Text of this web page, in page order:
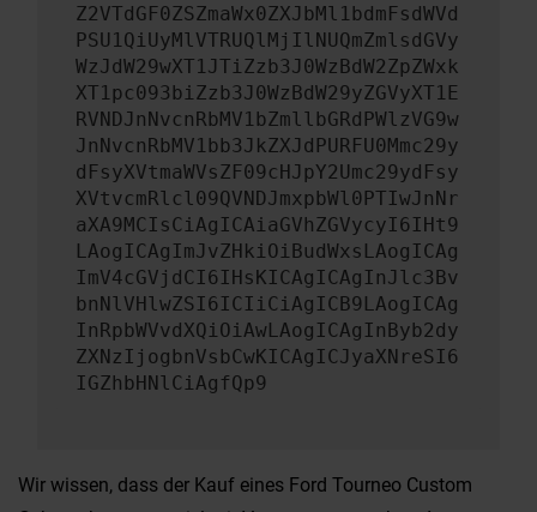
Z2VTdGF0ZSZmaWx0ZXJbMl1bdmFsdWVd
PSU1QiUyMlVTRUQlMjIlNUQmZmlsdGVy
WzJdW29wXT1JTiZzb3J0WzBdW2ZpZWxk
XT1pc093biZzb3J0WzBdW29yZGVyXT1E
RVNDJnNvcnRbMV1bZmllbGRdPWlzVG9w
JnNvcnRbMV1bb3JkZXJdPURFU0Mmc29y
dFsyXVtmaWVsZF09cHJpY2Umc29ydFsy
XVtvcmRlcl09QVNDJmxpbWl0PTIwJnNr
aXA9MCIsCiAgICAiaGVhZGVycyI6IHt9
LAogICAgImJvZHkiOiBudWxsLAogICAg
ImV4cGVjdCI6IHsKICAgICAgInJlc3Bv
bnNlVHlwZSI6ICIiCiAgICB9LAogICAg
InRpbWVvdXQiOiAwLAogICAgInByb2dy
ZXNzIjogbnVsbCwKICAgICJyaXNreSI6
IGZhbHNlCiAgfQp9
Wir wissen, dass der Kauf eines Ford Tourneo Custom